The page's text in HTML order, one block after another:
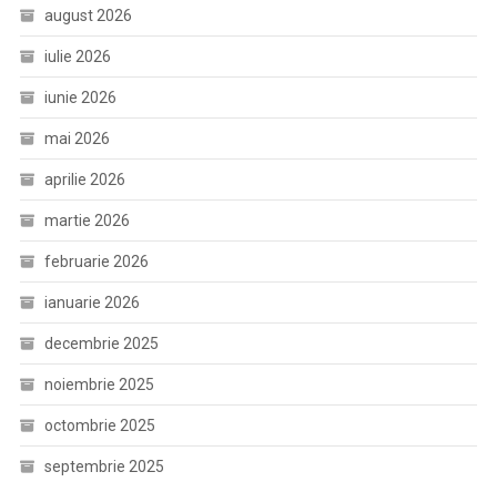
august 2026
iulie 2026
iunie 2026
mai 2026
aprilie 2026
martie 2026
februarie 2026
ianuarie 2026
decembrie 2025
noiembrie 2025
octombrie 2025
septembrie 2025